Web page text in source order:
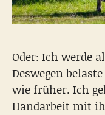
Oder: Ich werde
Deswegen
wie früher. Ich
Handarbeit mit